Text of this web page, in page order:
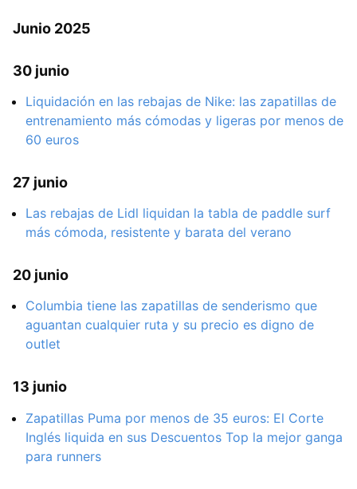
Junio 2025
30 junio
Liquidación en las rebajas de Nike: las zapatillas de
entrenamiento más cómodas y ligeras por menos de
60 euros
27 junio
Las rebajas de Lidl liquidan la tabla de paddle surf
más cómoda, resistente y barata del verano
20 junio
Columbia tiene las zapatillas de senderismo que
aguantan cualquier ruta y su precio es digno de
outlet
13 junio
Zapatillas Puma por menos de 35 euros: El Corte
Inglés liquida en sus Descuentos Top la mejor ganga
para runners